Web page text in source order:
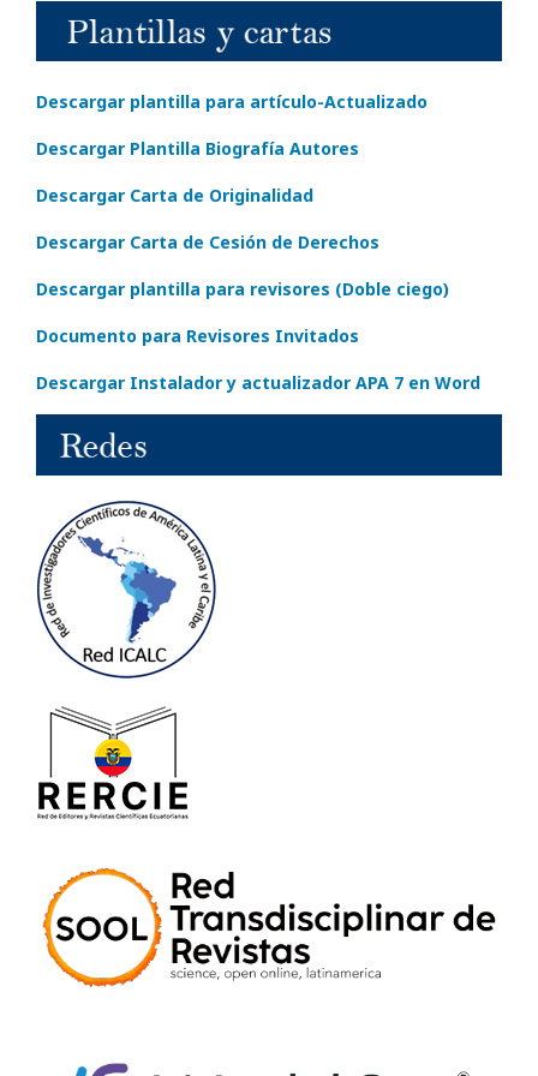
Descargar plantilla para artículo-Actualizado
Descargar Plantilla Biografía Autores
Descargar Carta de Originalidad
Descargar Carta de Cesión de Derechos
Descargar plantilla para revisores (Doble ciego)
Documento para Revisores Invitados
Descargar Instalador y actualizador APA 7 en Word